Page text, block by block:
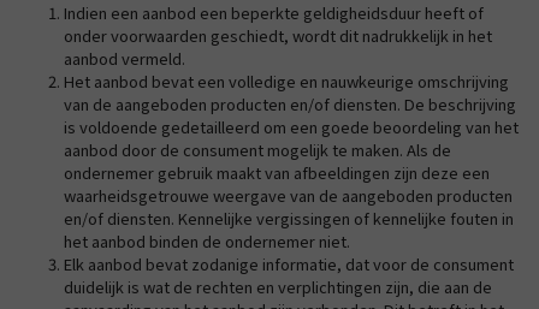
Indien een aanbod een beperkte geldigheidsduur heeft of
onder voorwaarden geschiedt, wordt dit nadrukkelijk in het
aanbod vermeld.
Het aanbod bevat een volledige en nauwkeurige omschrijving
van de aangeboden producten en/of diensten. De beschrijving
is voldoende gedetailleerd om een goede beoordeling van het
aanbod door de consument mogelijk te maken. Als de
ondernemer gebruik maakt van afbeeldingen zijn deze een
waarheidsgetrouwe weergave van de aangeboden producten
en/of diensten. Kennelijke vergissingen of kennelijke fouten in
het aanbod binden de ondernemer niet.
Elk aanbod bevat zodanige informatie, dat voor de consument
duidelijk is wat de rechten en verplichtingen zijn, die aan de